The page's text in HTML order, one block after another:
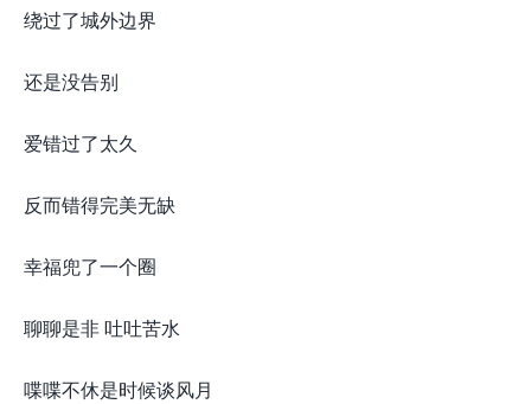
绕过了城外边界
还是没告别
爱错过了太久
反而错得完美无缺
幸福兜了一个圈
聊聊是非 吐吐苦水
喋喋不休是时候谈风月